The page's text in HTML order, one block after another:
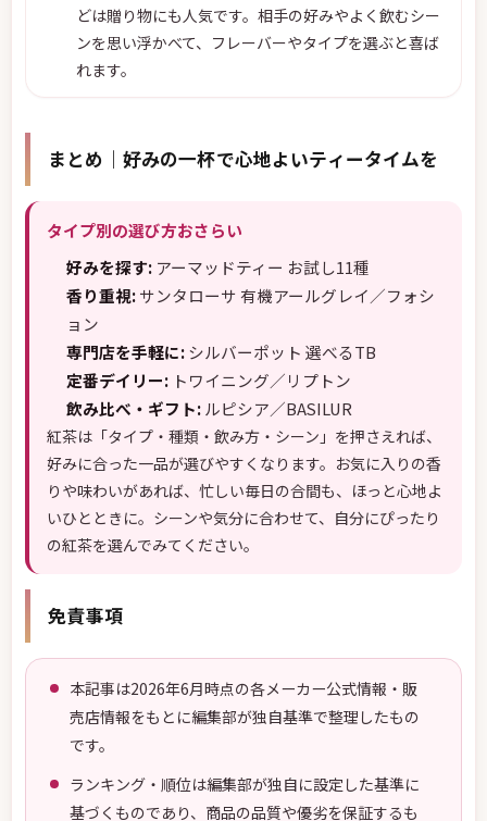
どは贈り物にも人気です。相手の好みやよく飲むシー
ンを思い浮かべて、フレーバーやタイプを選ぶと喜ば
れます。
まとめ｜好みの一杯で心地よいティータイムを
タイプ別の選び方おさらい
好みを探す: アーマッドティー お試し11種
香り重視:サンタローサ 有機アールグレイ／フォシ
ョン
専門店を手軽に:シルバーポット 選べるTB
定番デイリー: トワイニング／リプトン
飲み比べ・ギフト: ルピシア／BASILUR
紅茶は「タイプ・種類・飲み方・シーン」を押さえれば、
好みに合った一品が選びやすくなります。お気に入りの香
りや味わいがあれば、忙しい毎日の合間も、ほっと心地よ
いひとときに。シーンや気分に合わせて、自分にぴったり
の紅茶を選んでみてください。
免責事項
本記事は2026年6月時点の各メーカー公式情報・販
売店情報をもとに編集部が独自基準で整理したもの
です。
ランキング・順位は編集部が独自に設定した基準に
基づくものであり、商品の品質や優劣を保証するも